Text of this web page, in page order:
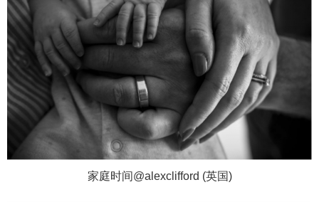
家庭时间@alexclifford (英国)